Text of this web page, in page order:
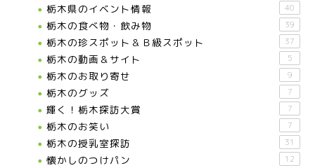
栃木県のイベント情報 40
栃木の食べ物・飲み物 39
栃木の珍スポット＆Ｂ級スポット 37
栃木の動画＆サイト 5
栃木のお取り寄せ 9
栃木のグッズ 7
輝く！栃木探訪大賞 7
栃木のお笑い 7
栃木の授乳室探訪 31
懐かしのつけパン 12